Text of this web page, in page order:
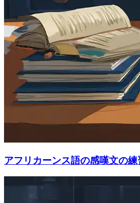
アフリカーンス語の感嘆文の練